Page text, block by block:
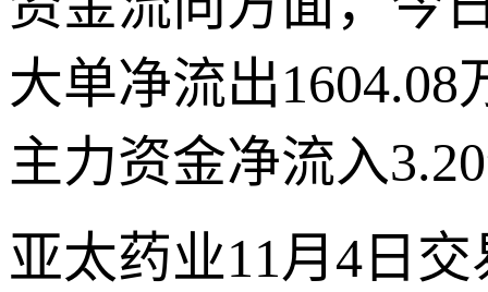
大单净流出
主力资金净流入
亚太药业11月4日